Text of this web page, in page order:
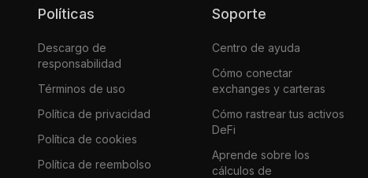
Políticas
Descargo de
responsabilidad
Términos de uso
Política de privacidad
Política de cookies
Política de reembolso
Soporte
Centro de ayuda
Cómo conectar
exchanges y carteras
Cómo rastrear tus activos
DeFi
Aprende sobre los
cálculos de